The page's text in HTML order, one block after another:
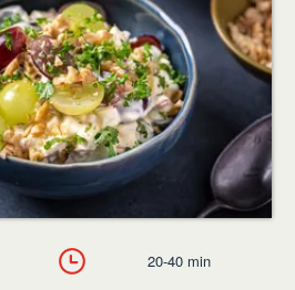
20-40 min